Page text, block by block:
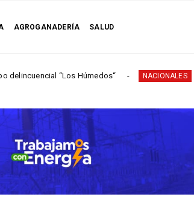
AGROGANADERÍA SALUD
Húmedos“ NACIONALES Fiscalía: Este